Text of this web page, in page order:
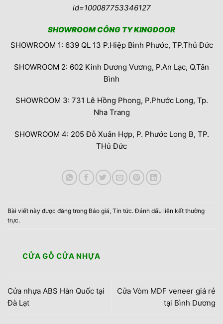
id=100087753346127
SHOWROOM CÔNG TY KINGDOOR
SHOWROOM 1: 639 QL 13 P.Hiệp Bình Phước, TP.Thủ Đức
SHOWROOM 2: 602 Kinh Dương Vương, P.An Lạc, Q.Tân
Bình
SHOWROOM 3: 731 Lê Hồng Phong, P.Phước Long, Tp.
Nha Trang
SHOWROOM 4: 205 Đỗ Xuân Hợp, P. Phước Long B, TP.
THủ Đức
Bài viết này được đăng trong Báo giá, Tin tức. Đánh dấu liên kết thường
trực.
CỬA GỖ CỬA NHỰA
Cửa nhựa ABS Hàn Quốc tại
Đà Lạt
Cửa Vòm MDF veneer giá rẻ
tại Bình Dương